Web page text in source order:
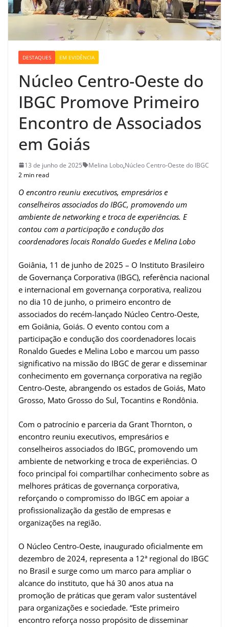
DESTAQUES EM EVIDÊNCIA
Núcleo Centro-Oeste do
IBGC Promove Primeiro
Encontro de Associados
em Goiás
13 de junho de 2025 Melina Lobo,Núcleo Centro-Oeste do IBGC
2 min read
O encontro reuniu executivos, empresários e
conselheiros associados do IBGC, promovendo um
ambiente de networking e troca de experiências. E
contou com a participação e condução dos
coordenadores locais Ronaldo Guedes e Melina Lobo
Goiânia, 11 de junho de 2025 – O Instituto Brasileiro
de Governança Corporativa (IBGC), referência nacional
e internacional em governança corporativa, realizou
no dia 10 de junho, o primeiro encontro de
associados do recém-lançado Núcleo Centro-Oeste,
em Goiânia, Goiás. O evento contou com a
participação e condução dos coordenadores locais
Ronaldo Guedes e Melina Lobo e marcou um passo
significativo na missão do IBGC de gerar e disseminar
conhecimento em governança corporativa na região
Centro-Oeste, abrangendo os estados de Goiás, Mato
Grosso, Mato Grosso do Sul, Tocantins e Rondônia.
Com o patrocínio e parceria da Grant Thornton, o
encontro reuniu executivos, empresários e
conselheiros associados do IBGC, promovendo um
ambiente de networking e troca de experiências. O
foco principal foi compartilhar conhecimento sobre as
melhores práticas de governança corporativa,
reforçando o compromisso do IBGC em apoiar a
profissionalização da gestão de empresas e
organizações na região.
O Núcleo Centro-Oeste, inaugurado oficialmente em
dezembro de 2024, representa a 12ª regional do IBGC
no Brasil e surge como um marco para ampliar o
alcance do instituto, que há 30 anos atua na
promoção de práticas que geram valor sustentável
para organizações e sociedade. “Este primeiro
encontro reforça nosso propósito de disseminar